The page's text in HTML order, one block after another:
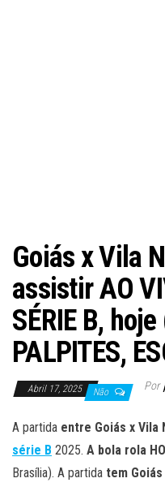
Goiás x Vila
assistir AO
SÉRIE B,
PALPITES,
Abril 17, 2025 Não Por
A partida entre Goiás x Vila
série B 2025. A bola rola
Brasília). A partida tem Goiás